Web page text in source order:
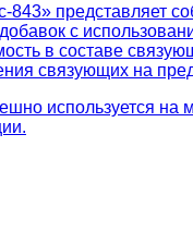
843» представляет
с
в составе
связующих на
используется на